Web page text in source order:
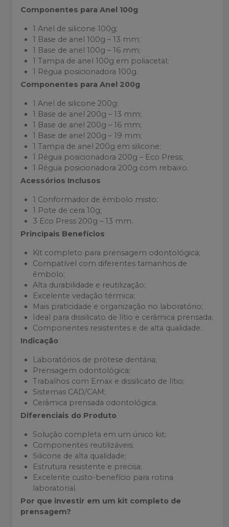
Componentes para Anel 100g
1 Anel de silicone 100g;
1 Base de anel 100g – 13 mm;
1 Base de anel 100g – 16 mm;
1 Tampa de anel 100g em poliacetal;
1 Régua posicionadora 100g.
Componentes para Anel 200g
1 Anel de silicone 200g;
1 Base de anel 200g – 13 mm;
1 Base de anel 200g – 16 mm;
1 Base de anel 200g – 19 mm;
1 Tampa de anel 200g em silicone;
1 Régua posicionadora 200g – Eco Press;
1 Régua posicionadora 200g com rebaixo.
Acessórios Inclusos
1 Conformador de êmbolo misto;
1 Pote de cera 10g;
3 Eco Press 200g – 13 mm.
Principais Benefícios
Kit completo para prensagem odontológica;
Compatível com diferentes tamanhos de
êmbolo;
Alta durabilidade e reutilização;
Excelente vedação térmica;
Mais praticidade e organização no laboratório;
Ideal para dissilicato de lítio e cerâmica prensada;
Componentes resistentes e de alta qualidade.
Indicação
Laboratórios de prótese dentária;
Prensagem odontológica;
Trabalhos com Emax e dissilicato de lítio;
Sistemas CAD/CAM;
Cerâmica prensada odontológica.
Diferenciais do Produto
Solução completa em um único kit;
Componentes reutilizáveis;
Silicone de alta qualidade;
Estrutura resistente e precisa;
Excelente custo-benefício para rotina
laboratorial.
Por que investir em um kit completo de
prensagem?